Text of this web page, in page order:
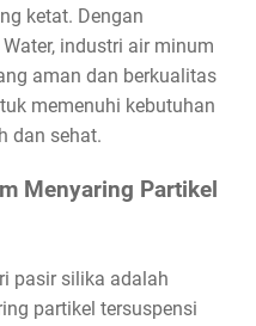
ketat. Dengan
industri air minum
aman dan berkualitas
memenuhi kebutuhan
dan sehat.
Menyaring Partikel
pasir silika adalah
partikel tersuspensi